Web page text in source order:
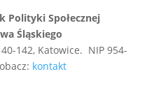
Polityki Społecznej
Śląskiego
142, Katowice. NIP 954-
kontakt